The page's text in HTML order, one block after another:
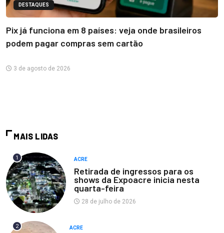
DESTAQUES
Pix já funciona em 8 países: veja onde brasileiros
podem pagar compras sem cartão
3 de agosto de 2026
MAIS LIDAS
1 ACRE
Retirada de ingressos para os
shows da Expoacre inicia nesta
quarta-feira
28 de julho de 2026
2 ACRE